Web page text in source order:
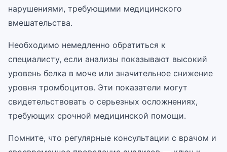
нарушениями, требующими медицинского
вмешательства.
Необходимо немедленно обратиться к
специалисту, если анализы показывают высокий
уровень белка в моче или значительное снижение
уровня тромбоцитов. Эти показатели могут
свидетельствовать о серьезных осложнениях,
требующих срочной медицинской помощи.
Помните, что регулярные консультации с врачом и